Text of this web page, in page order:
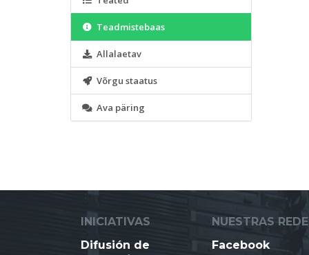
Teadmistebaas
Allalaetav
Võrgu staatus
Ava päring
INICIATIVAS
Difusión de
NUESTRAS
Facebook